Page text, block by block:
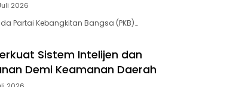
2026
Partai Kebangkitan Bangsa (PKB)…
Sistem Intelijen dan
Demi Keamanan Daerah